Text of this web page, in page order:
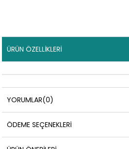
ÜRÜN ÖZELLIKLERI
YORUMLAR(0)
ÖDEME SEÇENEKLERI